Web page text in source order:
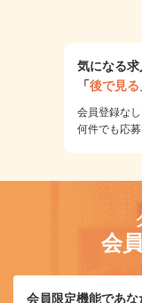
気になる求
「後で見る
会員登録なし
何件でも応募
会
会員限定機能であな